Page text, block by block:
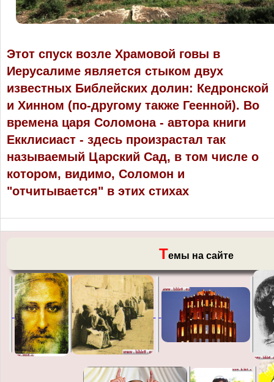
Этот спуск возле Храмовой говы в
Иерусалиме является стыком двух
известных Библейских долин: Кедронской
и Хинном (по-другому также Геенной). Во
времена царя Соломона - автора книги
Екклисиаст - здесь произрастал так
называемый Царский Сад, в том числе о
котором, видимо, Соломон и
"отчитывается" в этих стихах
Темы на сайте